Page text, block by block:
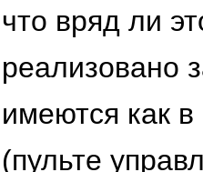
что вряд ли
реализовано
имеются как
(пульте